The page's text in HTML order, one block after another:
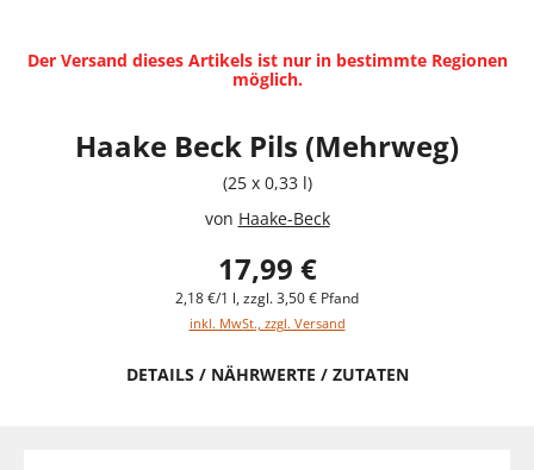
Der Versand dieses Artikels ist nur in bestimmte Regionen
möglich.
Haake Beck Pils (Mehrweg)
(25 x 0,33 l)
von Haake-Beck
17,99 €
2,18 €/1 l, zzgl. 3,50 € Pfand
inkl. MwSt., zzgl. Versand
DETAILS / NÄHRWERTE / ZUTATEN